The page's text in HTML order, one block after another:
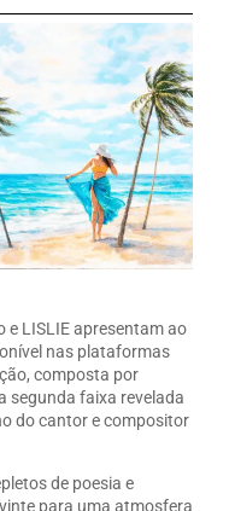
e LISLIE apresentam ao
nas plataformas
composta por
segunda faixa revelada
do cantor e compositor
de poesia e
para uma atmosfera